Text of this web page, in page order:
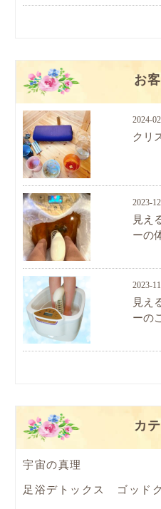
お
2024-
クリ
2023-
見え
ーの
2023-
見え
ーの
カ
宇宙の真理
足浴デトックス ゴッド